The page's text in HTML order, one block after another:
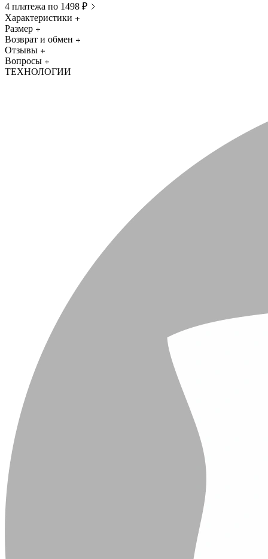
4 платежа по 1498 ₽
Характеристики
Размер
Возврат и обмен
Отзывы
Вопросы
ТЕХНОЛОГИИ